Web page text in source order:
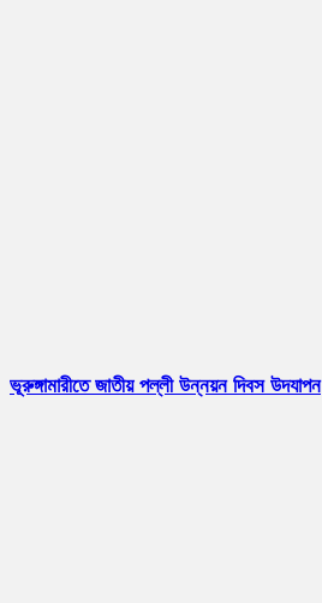
ভূরুঙ্গামারীতে জাতীয় পল্লী উন্নয়ন দিবস উদযাপন